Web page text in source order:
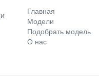
Главная
Модели
Подобрать модель
О нас